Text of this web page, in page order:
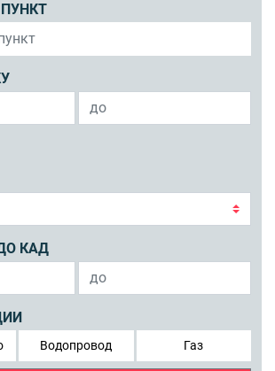
КАД
Водопровод Газ